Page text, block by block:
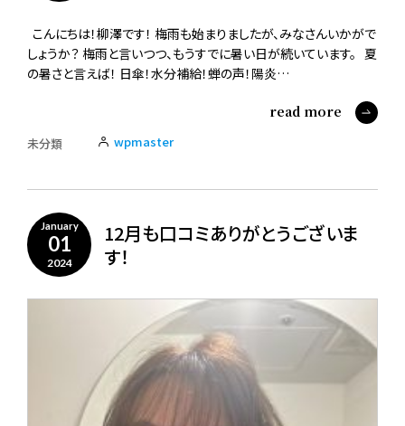
こんにちは！柳澤です！ 梅雨も始まりましたが、みなさんいかがで
しょうか？ 梅雨と言いつつ、もうすでに暑い日が続いています。 夏
の暑さと言えば！ 日傘！水分補給！蝉の声！陽炎…
read more
未分類 wpmaster
January
01
2024
12月も口コミありがとうございま
す！